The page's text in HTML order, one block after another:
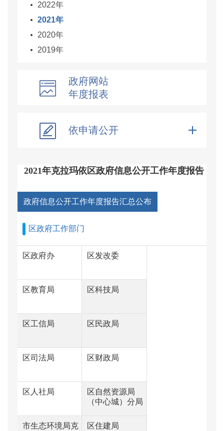
2022年
2021年
2020年
2019年
政府网站
年度报表
依申请公开
2021年克拉玛依区政府信息公开工作年度报告
政府信息公开工作年度报告汇总公布
区政府工作部门
区政府办 区发改委
区教育局 区科技局
区工信局 区民政局
区司法局 区财政局
区人社局
区自然资源局
（中心城）分局
市生态环境局克
区住建局